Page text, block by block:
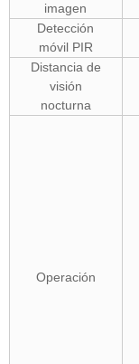
imagen
Detección
móvil PIR
Distancia de
visión
nocturna
Operación